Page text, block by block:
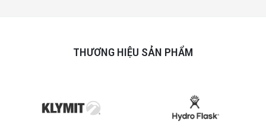
THƯƠNG HIỆU SẢN PHẨM